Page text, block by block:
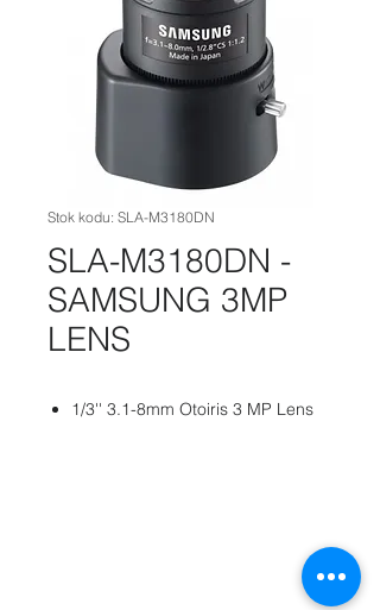
Stok kodu: SLA-M3180DN
SLA-M3180DN -
SAMSUNG 3MP
LENS
1/3'' 3.1-8mm Otoiris 3 MP Lens